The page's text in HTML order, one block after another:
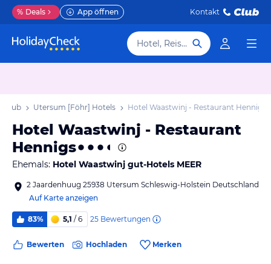
% Deals App öffnen Kontakt
Hotel, Reiseziel
Utersum [Föhr] Hotels Hotel Waastwinj - Restaurant Hennigs
Hotel Waastwinj - Restaurant
Hennigs
Ehemals: Hotel Waastwinj gut-Hotels MEER
2 Jaardenhuug 25938 Utersum Schleswig-Holstein Deutschland
Auf Karte anzeigen
83% 5,1 / 6 25 Bewertungen
Bewerten Hochladen Merken